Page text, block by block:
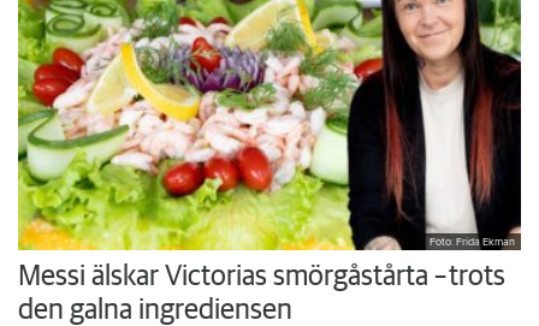
Foto: Frida Ekman
Messi älskar Victorias smörgåstårta – trots
den galna ingrediensen